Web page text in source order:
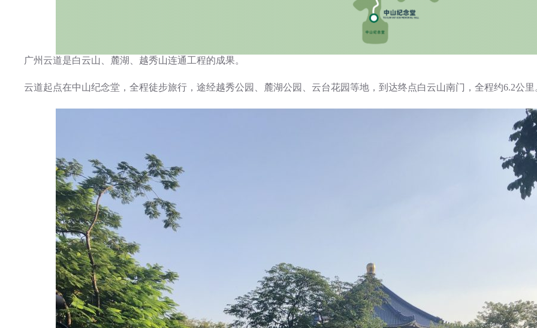
广州云道是白云山、麓湖、越秀山连通工程的成果。
云道起点在中山纪念堂，全程徒步旅行，途经越秀公园、麓湖公园、云台花园等地，到达终点白云山南门，全程约6.2公里